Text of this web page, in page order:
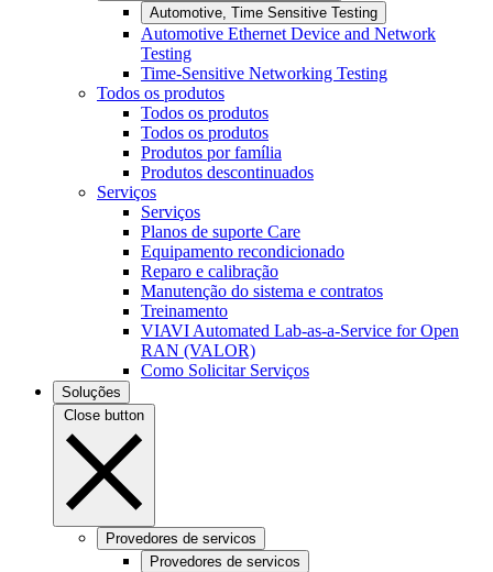
Automotive, Time Sensitive Testing
Automotive Ethernet Device and Network
Testing
Time-Sensitive Networking Testing
Todos os produtos
Todos os produtos
Todos os produtos
Produtos por família
Produtos descontinuados
Serviços
Serviços
Planos de suporte Care
Equipamento recondicionado
Reparo e calibração
Manutenção do sistema e contratos
Treinamento
VIAVI Automated Lab-as-a-Service for Open
RAN (VALOR)
Como Solicitar Serviços
Soluções
Close button
Provedores de servicos
Provedores de servicos